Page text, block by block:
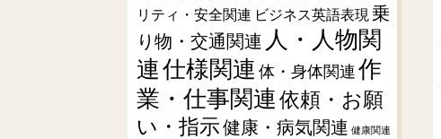
リティ・安全関連 ビジネス英語表現 乗
り物・交通関連 人・人物関
連仕様関連 体・身体関連 作
業・仕事関連依頼・お願
い・指示健康・病気関連 健康関連